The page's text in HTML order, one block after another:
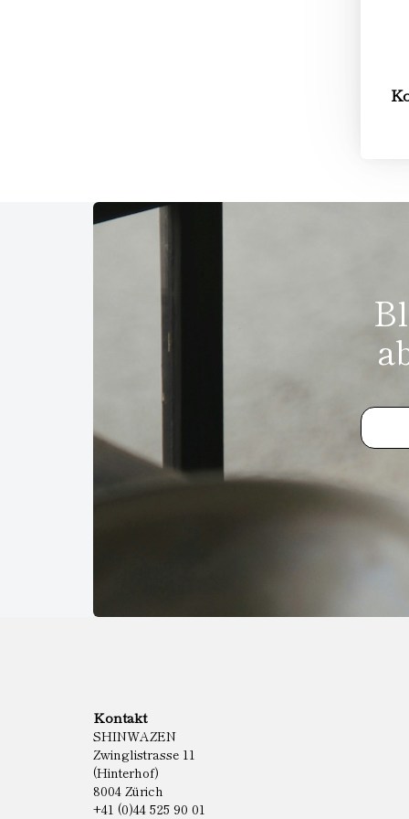
Kontakt
SHINWAZEN
Zwinglistrasse 11
(Hinterhof)
8004 Zürich
+41 (0)44 525 90 01